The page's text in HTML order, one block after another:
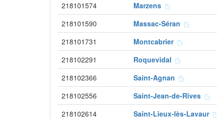
218101574 Marzens
218101590 Massac-Séran
218101731 Montcabrier
218102291 Roquevidal
218102366 Saint-Agnan
218102556 Saint-Jean-de-Rives
218102614 Saint-Lieux-lès-Lavaur